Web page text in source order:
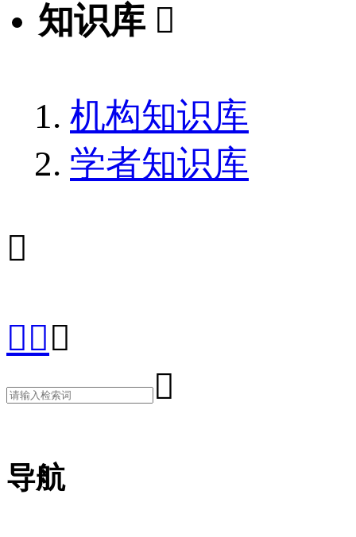
知识库 
机构知识库
学者知识库



导航